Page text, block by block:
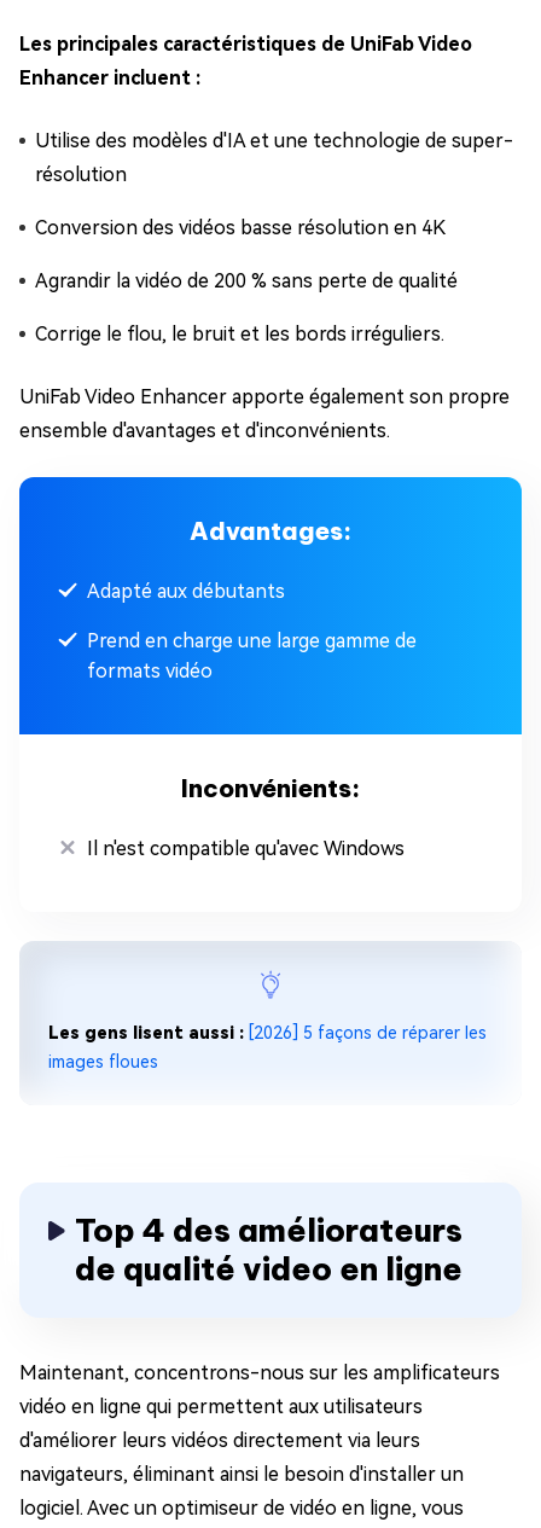
Les principales caractéristiques de UniFab Video
Enhancer incluent :
Utilise des modèles d'IA et une technologie de super-
résolution
Conversion des vidéos basse résolution en 4K
Agrandir la vidéo de 200 % sans perte de qualité
Corrige le flou, le bruit et les bords irréguliers.
UniFab Video Enhancer apporte également son propre
ensemble d'avantages et d'inconvénients.
Advantages:
Adapté aux débutants
Prend en charge une large gamme de
formats vidéo
Inconvénients:
Il n'est compatible qu'avec Windows
Les gens lisent aussi : [2026] 5 façons de réparer les
images floues
Top 4 des améliorateurs
de qualité video en ligne
Maintenant, concentrons-nous sur les amplificateurs
vidéo en ligne qui permettent aux utilisateurs
d'améliorer leurs vidéos directement via leurs
navigateurs, éliminant ainsi le besoin d'installer un
logiciel. Avec un optimiseur de vidéo en ligne, vous